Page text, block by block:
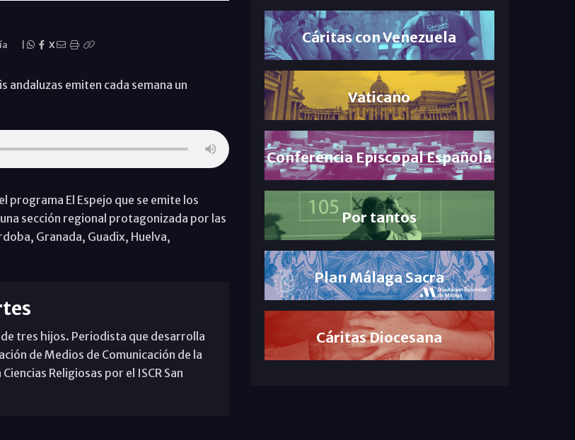
X
andaluzas emiten cada semana un
programa El Espejo que se emite los
sección regional protagonizada por las
Granada, Guadix, Huelva,
tres hijos. Periodista que desarrolla
de Medios de Comunicación de la
Religiosas por el ISCR San
Cáritas con Venezuela
Vaticano
Conferencia Episcopal Española
Por tantos
Plan Málaga Sacra
Cáritas Diocesana